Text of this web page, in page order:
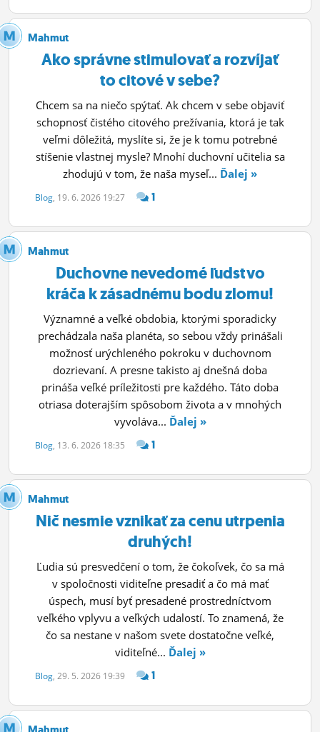
Mahmut
Ako správne stimulovať a rozvíjať
to citové v sebe?
Chcem sa na niečo spýtať. Ak chcem v sebe objaviť
schopnosť čistého citového prežívania, ktorá je tak
veľmi dôležitá, myslíte si, že je k tomu potrebné
stíšenie vlastnej mysle? Mnohí duchovní učitelia sa
zhodujú v tom, že naša myseľ... Ďalej »
Blog, 19. 6. 2026 19:27 1
Mahmut
Duchovne nevedomé ľudstvo
kráča k zásadnému bodu zlomu!
Významné a veľké obdobia, ktorými sporadicky
prechádzala naša planéta, so sebou vždy prinášali
možnosť urýchleného pokroku v duchovnom
dozrievaní. A presne takisto aj dnešná doba
prináša veľké príležitosti pre každého. Táto doba
otriasa doterajším spôsobom života a v mnohých
vyvoláva... Ďalej »
Blog, 13. 6. 2026 18:35 1
Mahmut
Nič nesmie vznikať za cenu utrpenia
druhých!
Ľudia sú presvedčení o tom, že čokoľvek, čo sa má
v spoločnosti viditeľne presadiť a čo má mať
úspech, musí byť presadené prostredníctvom
veľkého vplyvu a veľkých udalostí. To znamená, že
čo sa nestane v našom svete dostatočne veľké,
viditeľné... Ďalej »
Blog, 29. 5. 2026 19:39 1